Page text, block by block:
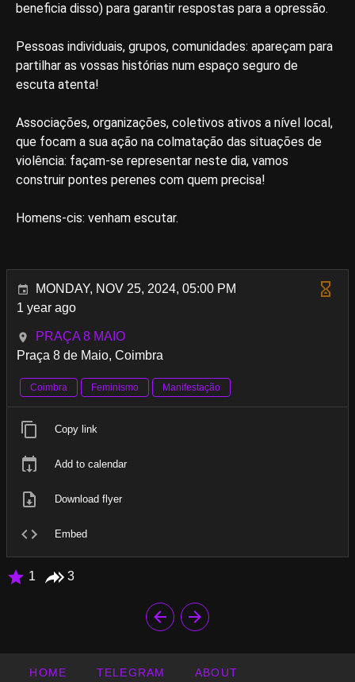
beneficia disso) para garantir respostas para a opressão.
Pessoas individuais, grupos, comunidades: apareçam para
partilhar as vossas histórias num espaço seguro de
escuta atenta!
Associações, organizações, coletivos ativos a nível local,
que focam a sua ação na colmatação das situações de
violência: façam-se representar neste dia, vamos
construir pontes perenes com quem precisa!
Homens-cis: venham escutar.
MONDAY, NOV 25, 2024, 05:00 PM
1 year ago
PRAÇA 8 MAIO
Praça 8 de Maio, Coimbra
Coimbra Feminismo Manifestação
Copy link
Add to calendar
Download flyer
Embed
1 3
HOME TELEGRAM ABOUT